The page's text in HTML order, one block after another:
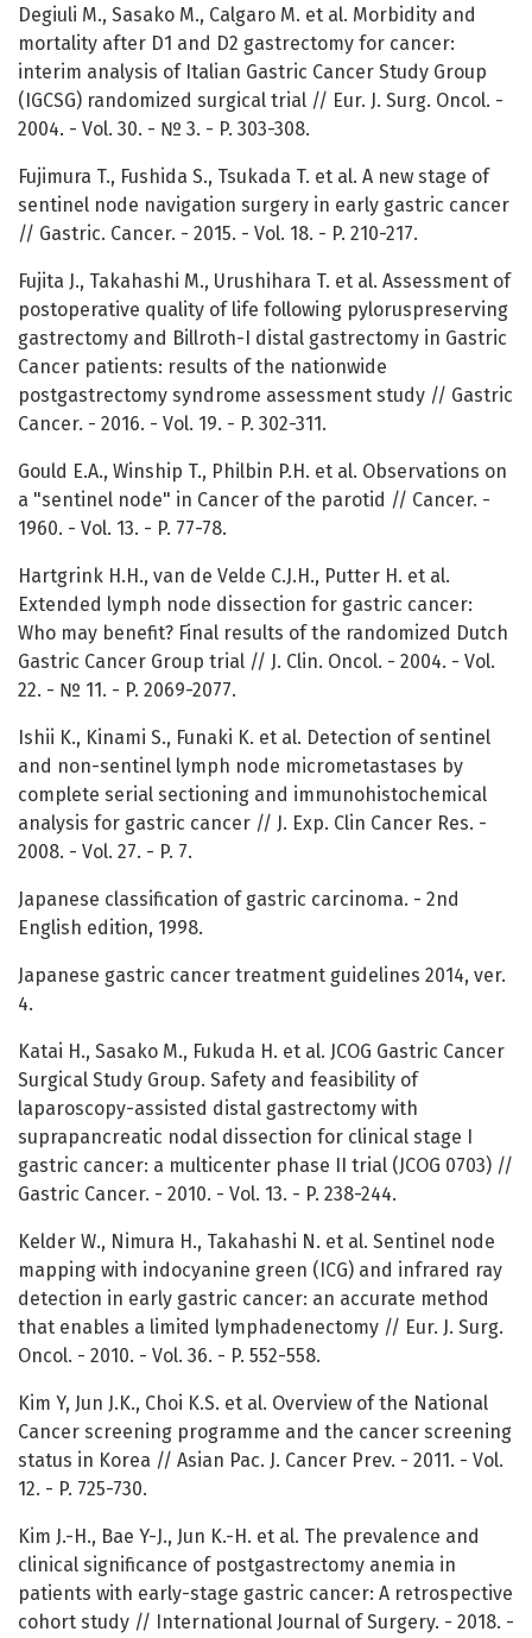
Degiuli M., Sasako M., Calgaro M. et al. Morbidity and
mortality after D1 and D2 gastrectomy for cancer:
interim analysis of Italian Gastric Cancer Study Group
(IGCSG) randomized surgical trial // Eur. J. Surg. Oncol. -
2004. - Vol. 30. - № 3. - P. 303-308.
Fujimura T., Fushida S., Tsukada T. et al. A new stage of
sentinel node navigation surgery in early gastric cancer
// Gastric. Cancer. - 2015. - Vol. 18. - P. 210-217.
Fujita J., Takahashi M., Urushihara T. et al. Assessment of
postoperative quality of life following pyloruspreserving
gastrectomy and Billroth-I distal gastrectomy in Gastric
Cancer patients: results of the nationwide
postgastrectomy syndrome assessment study // Gastric
Cancer. - 2016. - Vol. 19. - P. 302-311.
Gould E.A., Winship T., Philbin P.H. et al. Observations on
a "sentinel node" in Cancer of the parotid // Cancer. -
1960. - Vol. 13. - P. 77-78.
Hartgrink H.H., van de Velde C.J.H., Putter H. et al.
Extended lymph node dissection for gastric cancer:
Who may benefit? Final results of the randomized Dutch
Gastric Cancer Group trial // J. Clin. Oncol. - 2004. - Vol.
22. - № 11. - P. 2069-2077.
Ishii K., Kinami S., Funaki K. et al. Detection of sentinel
and non-sentinel lymph node micrometastases by
complete serial sectioning and immunohistochemical
analysis for gastric cancer // J. Exp. Clin Cancer Res. -
2008. - Vol. 27. - P. 7.
Japanese classification of gastric carcinoma. - 2nd
English edition, 1998.
Japanese gastric cancer treatment guidelines 2014, ver.
4.
Katai H., Sasako M., Fukuda H. et al. JCOG Gastric Cancer
Surgical Study Group. Safety and feasibility of
laparoscopy-assisted distal gastrectomy with
suprapancreatic nodal dissection for clinical stage I
gastric cancer: a multicenter phase II trial (JCOG 0703) //
Gastric Cancer. - 2010. - Vol. 13. - P. 238-244.
Kelder W., Nimura H., Takahashi N. et al. Sentinel node
mapping with indocyanine green (ICG) and infrared ray
detection in early gastric cancer: an accurate method
that enables a limited lymphadenectomy // Eur. J. Surg.
Oncol. - 2010. - Vol. 36. - P. 552-558.
Kim Y, Jun J.K., Choi K.S. et al. Overview of the National
Cancer screening programme and the cancer screening
status in Korea // Asian Pac. J. Cancer Prev. - 2011. - Vol.
12. - P. 725-730.
Kim J.-H., Bae Y-J., Jun K.-H. et al. The prevalence and
clinical significance of postgastrectomy anemia in
patients with early-stage gastric cancer: A retrospective
cohort study // International Journal of Surgery. - 2018. -